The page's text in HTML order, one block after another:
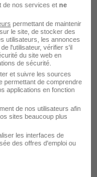
de nos services et ne
permettant de maintenir
le site, de stocker des
utilisateurs, les annonces
l'utilisateur, vérifier s'il
du site web en
de sécurité.
et suivre les sources
permettant de comprendre
applications en fonction
de nos utilisateurs afin
sites beaucoup plus
les interfaces de
des offres d'emploi ou